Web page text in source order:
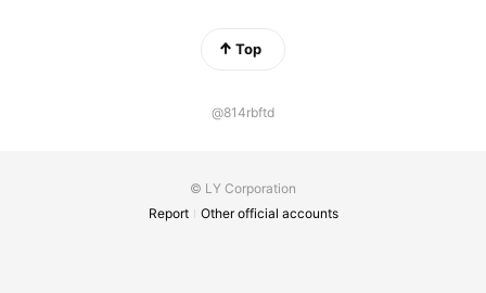
Top
@814rbftd
© LY Corporation
Report
Other official accounts